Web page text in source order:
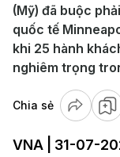
(Mỹ) đã buộc
quốc tế
khi 25 hành
nghiêm trọng
Chia sẻ
VNA | 31-07-